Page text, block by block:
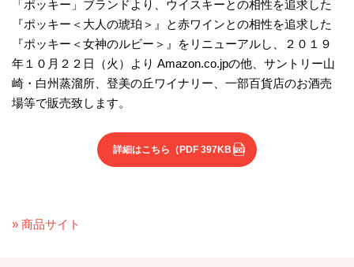
「ポッキー」ブランドより、ウイスキーとの相性を追求した
『ポッキー＜大人の琥珀＞』と赤ワインとの相性を追求した
『ポッキー＜女神のルビー＞』をリニューアルし、２０１９
年１０月２２日（火）より Amazon.co.jpの他、サントリー山
崎・白州蒸溜所、登美の丘ワイナリー、一部百貨店のお酒売
場等で販売致します。
詳細はこちら （PDF 397KB）
» 商品サイト